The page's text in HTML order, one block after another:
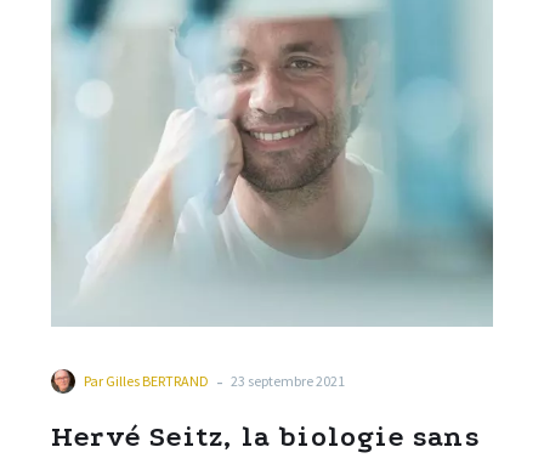
Par Gilles BERTRAND - 23 septembre 2021
Hervé Seitz, la biologie sans